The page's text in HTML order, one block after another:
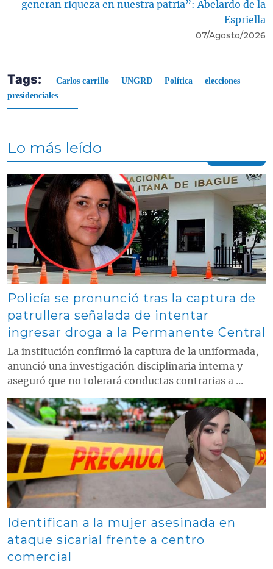
generan riqueza en nuestra patria”: Abelardo de la
Espriella
07/Agosto/2026
Tags: Carlos carrillo UNGRD Política
elecciones
presidenciales
Lo más leído
Contenido multimedia principal
Policía se pronunció tras la captura de
patrullera señalada de intentar
ingresar droga a la Permanente Central
La institución confirmó la captura de la uniformada,
anunció una investigación disciplinaria interna y
aseguró que no tolerará conductas contrarias a ...
Contenido multimedia principal
Identifican a la mujer asesinada en
ataque sicarial frente a centro
comercial